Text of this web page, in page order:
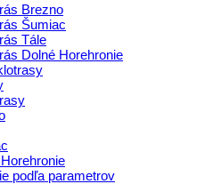
Brezno
Šumiac
Tále
Dolné Horehronie
podľa parametrov